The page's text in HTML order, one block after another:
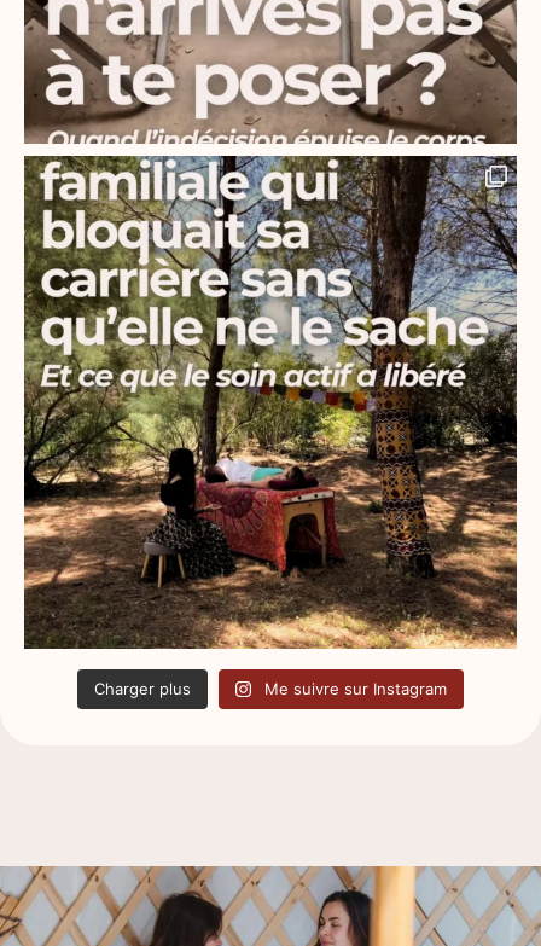
Charger plus Me suivre sur Instagram